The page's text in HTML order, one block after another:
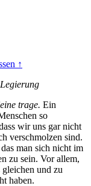
↑
trage. Ein
so
wir uns gar nicht
verschmolzen sind.
man sich nicht im
zu sein. Vor allem,
und zu
haben.